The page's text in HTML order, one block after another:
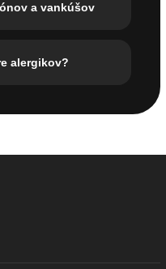
a vankúšov
alergikov?